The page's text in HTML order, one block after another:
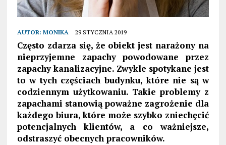
AUTOR: MONIKA 29 STYCZNIA 2019
Często zdarza się, że obiekt jest narażony na
nieprzyjemne zapachy powodowane przez
zapachy kanalizacyjne. Zwykle spotykane jest
to w tych częściach budynku, które nie są w
codziennym użytkowaniu. Takie problemy z
zapachami stanowią poważne zagrożenie dla
każdego biura, które może szybko zniechęcić
potencjalnych klientów, a co ważniejsze,
odstraszyć obecnych pracowników.